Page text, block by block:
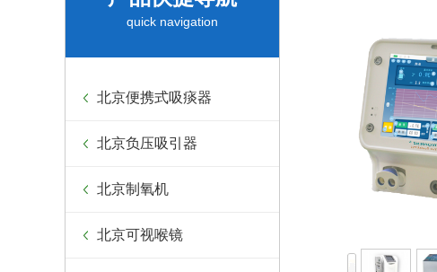
quick navigation
北京便携式吸痰器
北京负压吸引器
北京制氧机
北京可视喉镜